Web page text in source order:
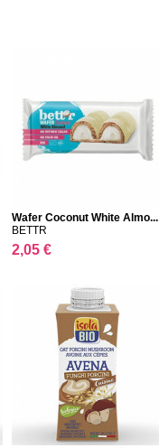
Wafer Coconut White Almo...
BETTR
2,05 €